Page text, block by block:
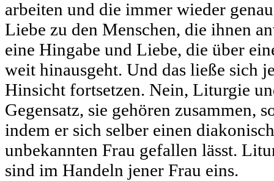
arbeiten und die immer wieder
Liebe zu den Menschen, die ihnen
eine Hingabe und Liebe, die über
weit hinausgeht. Und das ließe sich
Hinsicht fortsetzen. Nein, Liturgie
Gegensatz, sie gehören zusammen,
indem er sich selber einen
unbekannten Frau gefallen lässt.
sind im Handeln jener Frau eins.